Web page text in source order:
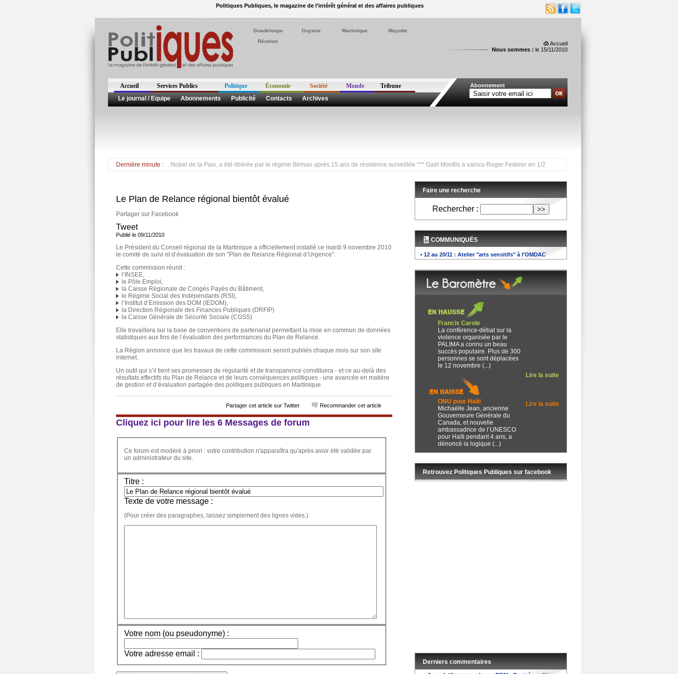
Politiques Publiques, le magazine de l’intérêt général et des affaires publiques
Accueil
Nous sommes : le 15/11/2010
Guadeloupe Guyane Martinique
Mayotte
Réunion
Abonnement
Accueil Services Publics Politique Économie Société Monde
Tribune
Le journal / Equipe
Abonnements Publicité Contacts Archives
Dernière minute :
La populaire opposante Aung San Suu Kyi, prix Nobel de la Paix, a été libérée par le régime Birman après 15 ans de résidence surveillée *** Gaël Monfils a vaincu Roger Federer en 1/2 finale du tournoi de Bercy. Il rencontre demain le
Le Plan de Relance régional bientôt évalué
Partager sur Facebook
Tweet
Publié le 09/11/2010
Le Président du Conseil régional de la Martinique a officiellement installé ce mardi 9 novembre 2010
le comité de suivi et d’évaluation de son "Plan de Relance Régional d’Urgence".
Cette commission réunit :
l’INSEE,
le Pôle Emploi,
la Caisse Régionale de Congés Payés du Bâtiment,
le Régime Social des Indépendants (RSI),
l’Institut d’Emission des DOM (IEDOM),
la Direction Régionale des Finances Publiques (DRFIP)
la Caisse Générale de Sécurité Sociale (CGSS)
Elle travaillera sur la base de conventions de partenariat permettant la mise en commun de données
statistiques aux fins de l’évaluation des performances du Plan de Relance.
La Région annonce que les travaux de cette commission seront publiés chaque mois sur son site
internet.
Un outil qui s’il tient ses promesses de régularité et de transparence constituera - et ce au-delà des
résultats effectifs du Plan de Relance et de leurs conséquences politiques - une avancée en matière
de gestion et d’évaluation partagée des politiques publiques en Martinique.
Partager cet article sur Twitter Recommander cet article
Cliquez ici pour lire les 6 Messages de forum
Ce forum est modéré à priori : votre contribution n'apparaîtra qu'après avoir été validée par
un administrateur du site.
Titre :
Texte de votre message :
(Pour créer des paragraphes, laissez simplement des lignes vides.)
Votre nom (ou pseudonyme) :
Votre adresse email :
Faire une recherche
Rechercher :
COMMUNIQUÉS
• 12 au 20/11 : Atelier "arts sensitifs" à l’OMDAC
Francis Carole
La conférence-débat sur la
violence organisée par le
PALIMA a connu un beau
succès populaire. Plus de 300
personnes se sont déplacées
le 12 novembre (...)
Lire la suite
ONU pour Haïti
Michaëlle Jean, ancienne
Gouverneure Générale du
Canada, et nouvelle
ambassadrice de l’UNESCO
pour Haïti pendant 4 ans, a
dénoncé la logique (...)
Lire la suite
Retrouvez Politiques Publiques sur facebook
Derniers commentaires